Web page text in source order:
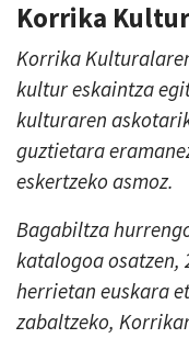
Korrika
Korrika
kultur eskaintza
kulturaren
guztietara
eskertzeko asmoz.
Bagabiltza
katalogoa osatzen,
herrietan euskara
zabaltzeko,